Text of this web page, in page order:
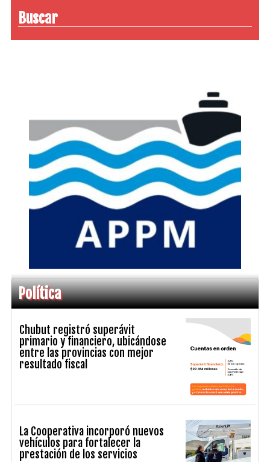
Buscar
Política
Chubut registró superávit
primario y financiero, ubicándose
entre las provincias con mejor
resultado fiscal
La Cooperativa incorporó nuevos
vehículos para fortalecer la
prestación de los servicios